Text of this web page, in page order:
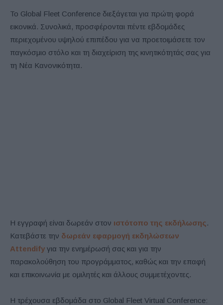
Το Global Fleet Conference διεξάγεται για πρώτη φορά
εικονικά. Συνολικά, προσφέρονται πέντε εβδομάδες
περιεχομένου υψηλού επιπέδου για να προετοιμάσετε τον
παγκόσμιο στόλο και τη διαχείριση της κινητικότητάς σας για
τη Νέα Κανονικότητα.
Η εγγραφή είναι δωρεάν στον ιστότοπο της εκδήλωσης .
Κατεβάστε την δωρεάν εφαρμογή εκδηλώσεων
Attendify για την ενημέρωσή σας και για την
παρακολούθηση του προγράμματος, καθώς και την επαφή
και επικοινωνία με ομιλητές και άλλους συμμετέχοντες.
Η τρέχουσα εβδομάδα στο Global Fleet Virtual Conference: